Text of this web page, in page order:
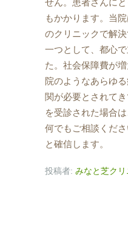
もかかります。当
のクリニックで解
一つとして、都心
た。社会保障費が
院のようなあらゆ
関が必要とされて
を受診された場合
何でもご相談くだ
と確信します。
投稿者: みなと芝クリ